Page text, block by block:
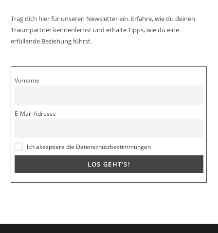
Trag dich hier für unseren Newsletter ein. Erfahre, wie du deinen
Traumpartner kennenlernst und erhalte Tipps, wie du eine
erfüllende Beziehung führst.
Vorname
E-Mail-Adresse
Ich akzeptiere die Datenschutzbestimmungen